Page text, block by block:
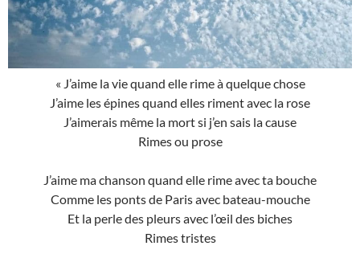
« J’aime la vie quand elle rime à quelque chose
J’aime les épines quand elles riment avec la rose
J’aimerais même la mort si j’en sais la cause
Rimes ou prose
J’aime ma chanson quand elle rime avec ta bouche
Comme les ponts de Paris avec bateau-mouche
Et la perle des pleurs avec l’œil des biches
Rimes tristes